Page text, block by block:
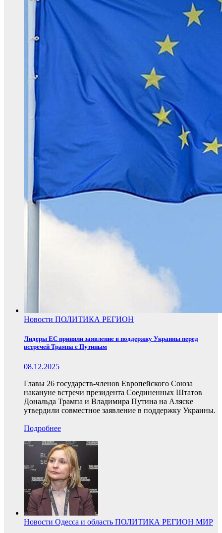
Новости ПОЛИТИКА РЕГИОН
Лидеры ЕС приняли заявление в поддержку Украины перед
встречей Трампа с Путиным
08.12.2025
Главы 26 государств-членов Европейского Союза
накануне встречи президента Соединенных Штатов
Дональда Трампа и Владимира Путина на Аляске
утвердили совместное заявление в поддержку Украины.
Подробнее
Новости Одесса и область ПОЛИТИКА РЕГИОН МИР